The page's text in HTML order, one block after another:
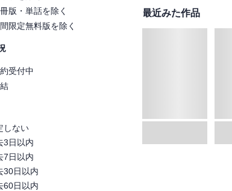
版・単話を除く
限定無料版を除く
受付中
しない
3日以内
7日以内
30日以内
60日以内
最近みた作品